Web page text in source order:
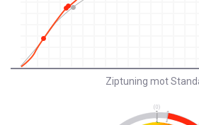
Ziptuning mot